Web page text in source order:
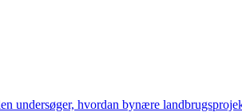
hvordan bynære